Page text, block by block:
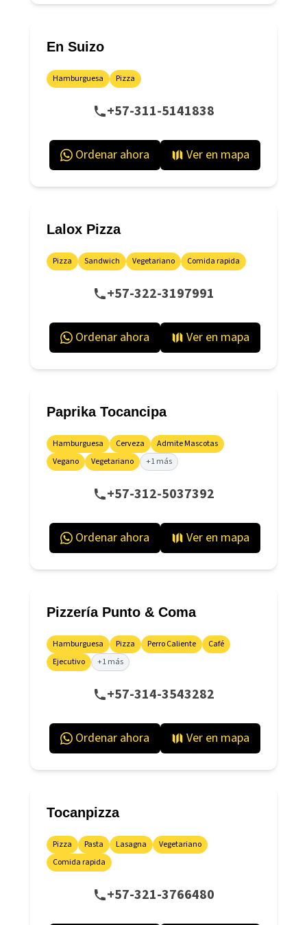
En Suizo
Hamburguesa Pizza
+57-311-5141838
Ordenar ahora Ver en mapa
Lalox Pizza
Pizza Sandwich Vegetariano Comida rapida
+57-322-3197991
Ordenar ahora Ver en mapa
Paprika Tocancipa
Hamburguesa Cerveza
Admite Mascotas
Vegano
Vegetariano +1 más
+57-312-5037392
Ordenar ahora Ver en mapa
Pizzería Punto & Coma
Hamburguesa Pizza Perro Caliente
Café
Ejecutivo
+1 más
+57-314-3543282
Ordenar ahora Ver en mapa
Tocanpizza
Pizza Pasta Lasagna
Vegetariano
Comida rapida
+57-321-3766480